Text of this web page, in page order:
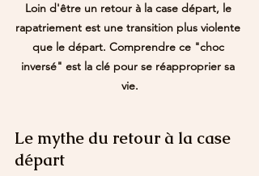
Loin d'être un retour à la case départ, le
rapatriement est une transition plus violente
que le départ. Comprendre ce "choc
inversé" est la clé pour se réapproprier sa
vie.
Le mythe du retour à la case
départ